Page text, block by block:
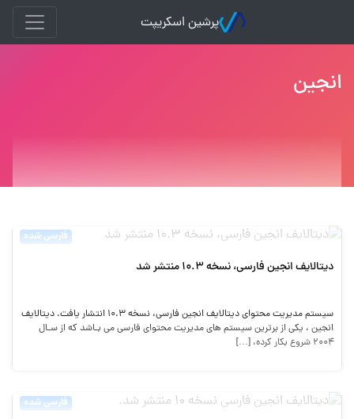
پرشین اسکریپت
انجین
فارسی شده
دیتالایف انجین فارسی، نسخه ۱۰.۳ منتشر شد
سیستم مدیریت محتوای دیتالایف انجین فارسی، نسخه ۱۰.۳ انتشار یافت. دیتالایف
انجین ، یکی از برترین سیستم ‌های مدیریت محتوای فارسی می ‌بـاشد که از سـال
۲۰۰۴ شروع بکار کرده، […]
فارسی شده